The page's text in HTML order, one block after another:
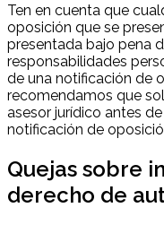
Ten en cuenta que
oposición que se
presentada bajo pena
responsabilidades
de una notificación de
recomendamos que
asesor jurídico antes
notificación de
Quejas sobre
derecho de